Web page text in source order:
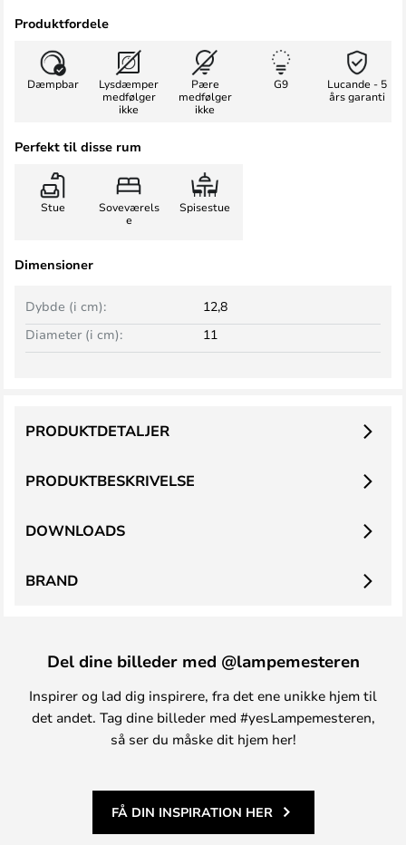
Produktfordele
Dæmpbar
Lysdæmper
medfølger
ikke
Pære
medfølger
ikke
G9
Lucande - 5
års garanti
Perfekt til disse rum
Stue
Soveværels
e
Spisestue
Dimensioner
Dybde (i cm):
12,8
Diameter (i cm):
11
PRODUKTBESKRIVELSE
PRODUKTDETALJER
DOWNLOADS
BRAND
Del dine billeder med @lampemesteren
Inspirer og lad dig inspirere, fra det ene unikke hjem til
det andet. Tag dine billeder med #yesLampemesteren,
så ser du måske dit hjem her!
FÅ DIN INSPIRATION HER